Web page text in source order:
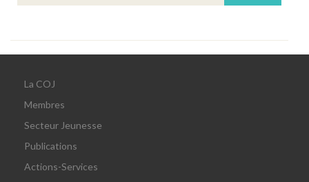
La COJ
Membres
Secteur Jeunesse
Publications
Actions-Services